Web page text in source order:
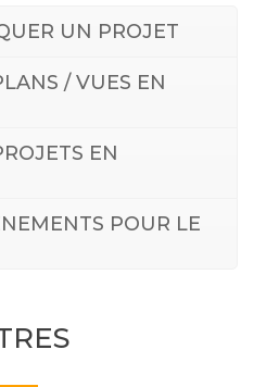
UN PROJET
/ VUES EN
EN
POUR LE